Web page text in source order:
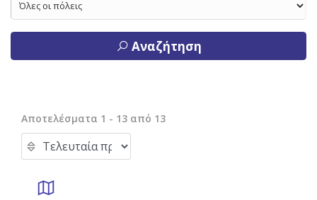
Αναζήτηση
Αποτελέσματα 1 - 13 από 13